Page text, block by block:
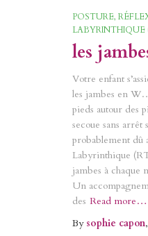
POSTURE
LABYRINTHIQUE
les
Votre enfant
les jambes en
pieds autour des
secoue sans arrêt
probablement dû
Labyrinthique
jambes à chaque
Un
des Read more…
By sophie capon,